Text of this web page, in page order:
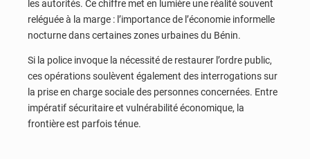
les autorités. Ce chiffre met en lumière une réalité souvent
reléguée à la marge : l’importance de l’économie informelle
nocturne dans certaines zones urbaines du Bénin.
Si la police invoque la nécessité de restaurer l’ordre public,
ces opérations soulèvent également des interrogations sur
la prise en charge sociale des personnes concernées. Entre
impératif sécuritaire et vulnérabilité économique, la
frontière est parfois ténue.